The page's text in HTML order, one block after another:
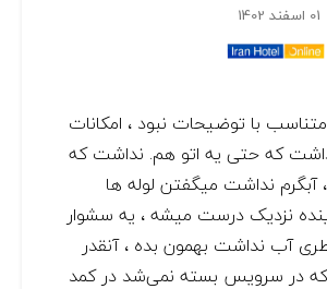
01 اسفند 1402
با توضیحات نبود ، امکانات
که حتی یه اتو هم. نداشت که
آبگرم نداشت میگفتن لوله ها
نزدیک درست میشه ، یه سشوار
آب نداشت بهمون بده ، آنقدر
در سرویس بسته نمی‌شد در کمد